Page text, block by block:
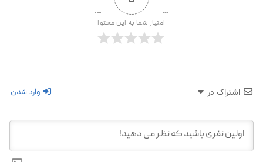
امتیاز شما به این محتوا
اشتراک در وارد شدن